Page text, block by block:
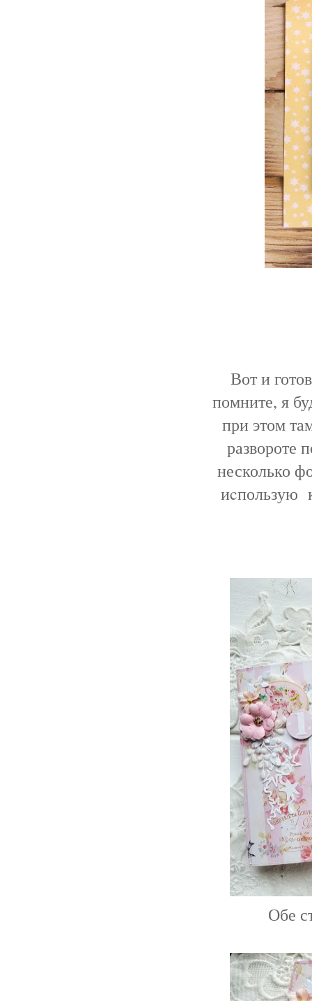
Вот и
помните, я
при этом
развороте
несколько
иcпользую
Обе